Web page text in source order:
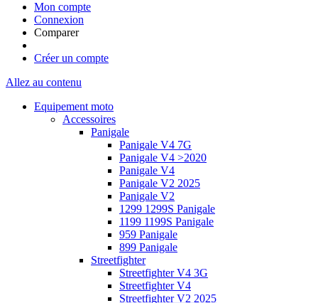
Mon compte
Connexion
Comparer
Créer un compte
Allez au contenu
Equipement moto
Accessoires
Panigale
Panigale V4 7G
Panigale V4 >2020
Panigale V4
Panigale V2 2025
Panigale V2
1299 1299S Panigale
1199 1199S Panigale
959 Panigale
899 Panigale
Streetfighter
Streetfighter V4 3G
Streetfighter V4
Streetfighter V2 2025